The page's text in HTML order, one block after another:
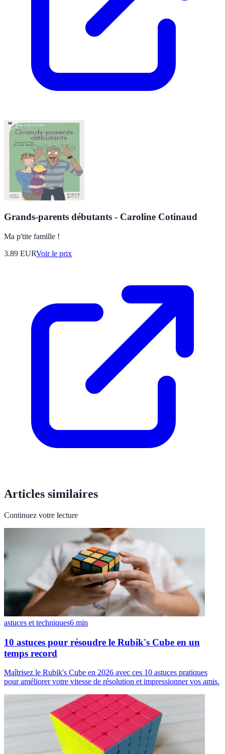
Grands-parents débutants - Caroline Cotinaud
Ma p'tite famille !
3.89 EURVoir le prix
Articles similaires
Continuez votre lecture
astuces et techniques6 min
10 astuces pour résoudre le Rubik's Cube en un
temps record
Maîtrisez le Rubik's Cube en 2026 avec ces 10 astuces pratiques
pour améliorer votre vitesse de résolution et impressionner vos amis.